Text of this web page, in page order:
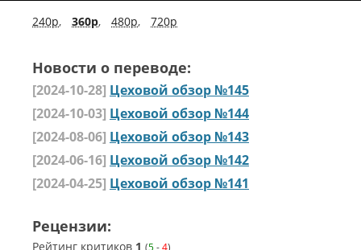
240p, 360p, 480p, 720p
Новости о переводе:
[2024-10-28] Цеховой обзор №145
[2024-10-03] Цеховой обзор №144
[2024-08-06] Цеховой обзор №143
[2024-06-16] Цеховой обзор №142
[2024-04-25] Цеховой обзор №141
Рецензии:
Рейтинг критиков 1 (5-4)